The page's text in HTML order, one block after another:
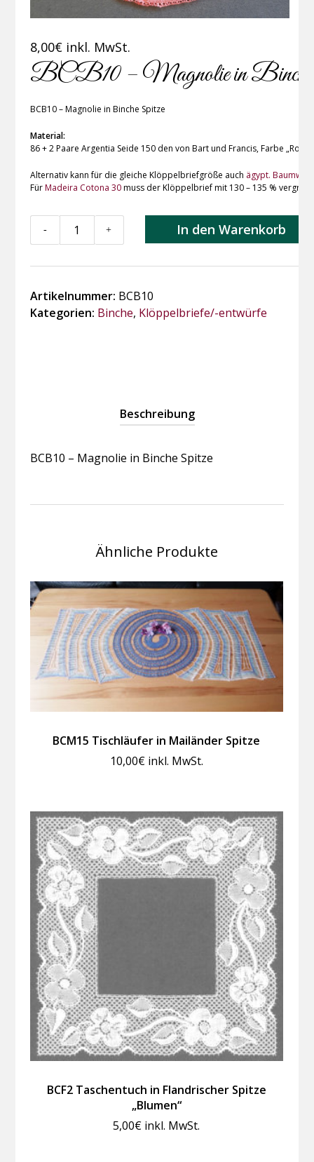
8,00€ inkl. MwSt.
BCB10 – Magnolie in
BCB10 – Magnolie in Binche Spitze
Material:
86 + 2 Paare Argentia Seide 150 den von Bart und Francis, Farbe
Alternativ kann für die gleiche Klöppelbriefgröße auch ägypt.
FürMadeira Cotona 30muss der Klöppelbrief mit 130 – 135 %
-
Binche
Spitze
Menge
- + In den Warenkorb
Artikelnummer: BCB10
Kategorien: Binche, Klöppelbriefe/-entwürfe
Beschreibung
BCB10 – Magnolie in Binche Spitze
Ähnliche Produkte
BCM15 Tischläufer in Mailänder Spitze
10,00€ inkl. MwSt.
BCF2 Taschentuch in Flandrischer Spitze
„Blumen“
5,00€ inkl. MwSt.